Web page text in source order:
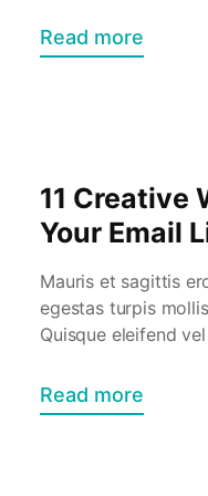
libero. Cras
convallis
Read more
11 Creative
Your Email
Mauris et sagittis
egestas turpis
Quisque eleifend
libero. Cras
convallis
Read more